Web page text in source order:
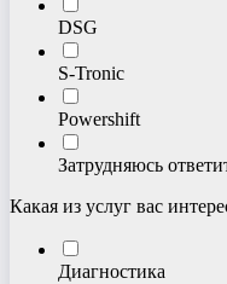
DSG
S-Tronic
Powershift
Затрудняюсь
Какая из услуг вас
Диагностика